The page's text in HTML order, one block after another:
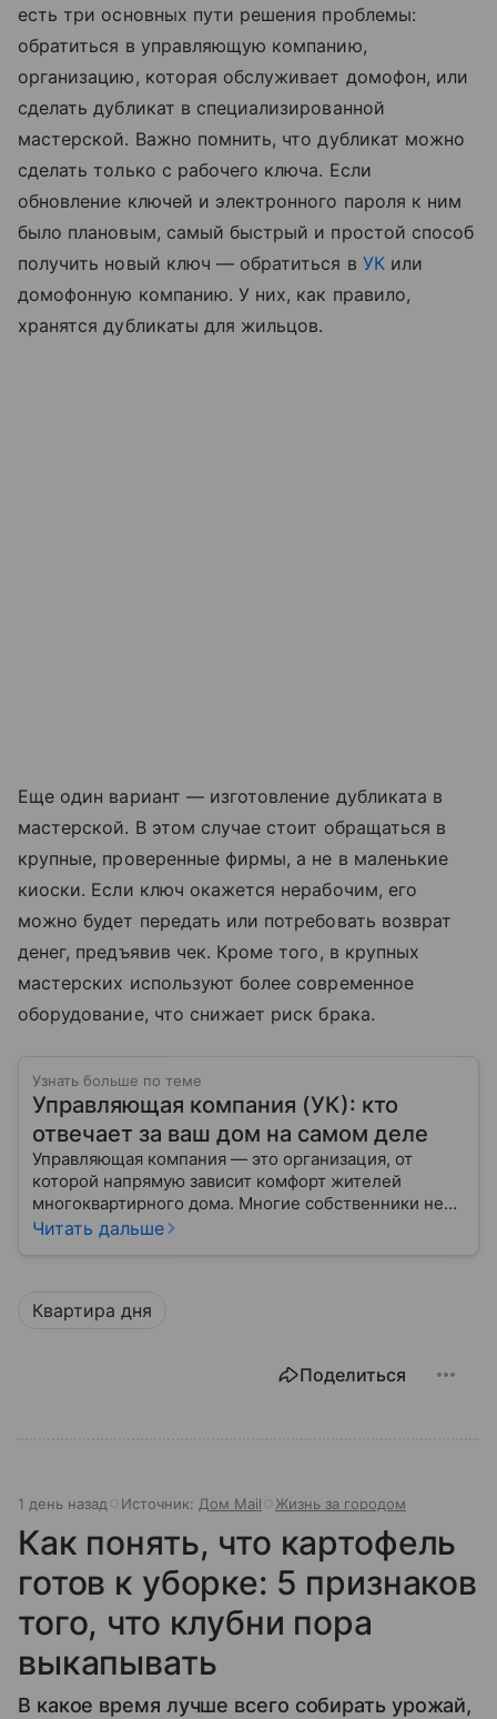
есть три основных пути решения проблемы:
обратиться в управляющую компанию,
организацию, которая обслуживает домофон, или
сделать дубликат в специализированной
мастерской. Важно помнить, что дубликат можно
сделать только с рабочего ключа. Если
обновление ключей и электронного пароля к ним
было плановым, самый быстрый и простой способ
получить новый ключ — обратиться в УКили
домофонную компанию. У них, как правило,
хранятся дубликаты для жильцов.
Еще один вариант — изготовление дубликата в
мастерской. В этом случае стоит обращаться в
крупные, проверенные фирмы, а не в маленькие
киоски. Если ключ окажется нерабочим, его
можно будет передать или потребовать возврат
денег, предъявив чек. Кроме того, в крупных
мастерских используют более современное
оборудование, что снижает риск брака.
Узнать больше по теме
Управляющая компания (УК): кто
отвечает за ваш дом на самом деле
Управляющая компания — это организация, от
которой напрямую зависит комфорт жителей
многоквартирного дома. Многие собственники не
до конца понимают, какие именно услуги УК
Читать дальше
Квартира дня
Поделиться
1 день назад Источник: Дом Mail Жизнь за городом
Как понять, что картофель
готов к уборке: 5 признаков
того, что клубни пора
выкапывать
В какое время лучше всего собирать урожай,